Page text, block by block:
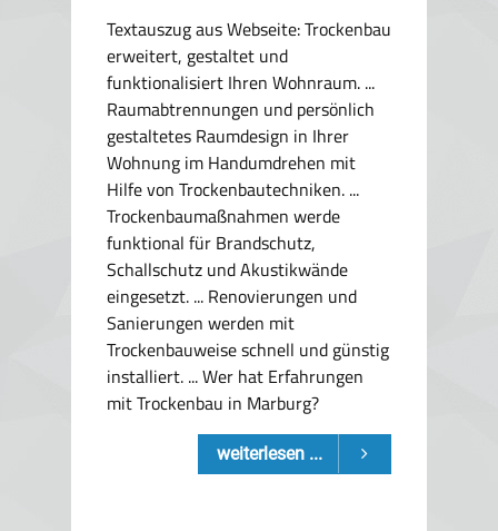
Textauszug aus Webseite:Trockenbau
erweitert, gestaltet und
funktionalisiert Ihren Wohnraum. ...
Raumabtrennungen und persönlich
gestaltetes Raumdesign in Ihrer
Wohnung im Handumdrehen mit
Hilfe von Trockenbautechniken. ...
Trockenbaumaßnahmen werde
funktional für Brandschutz,
Schallschutz und Akustikwände
eingesetzt. ... Renovierungen und
Sanierungen werden mit
Trockenbauweise schnell und günstig
installiert. ... Wer hat Erfahrungen
mit Trockenbau in Marburg?
weiterlesen ...